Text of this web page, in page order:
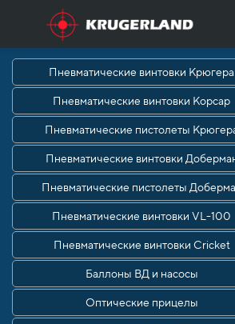
✪Быстрая
по всей России✪При
Пневматические винтовки Крюгера
Пневматические винтовки Корсар
Пневматические пистолеты
Пневматические винтовки
Пневматические пистолеты
Пневматические винтовки VL-100
Пневматические винтовки Cricket
Баллоны ВД и насосы
Оптические прицелы